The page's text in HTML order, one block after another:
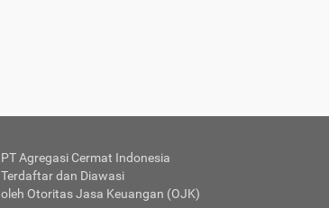
PT Agregasi Cermat Indonesia
Terdaftar dan Diawasi
oleh Otoritas Jasa Keuangan (OJK)